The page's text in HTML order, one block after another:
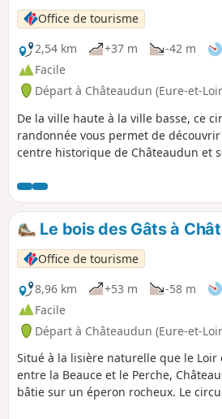
Office de tourisme
2,54 km
+37 m -42 m
Facile
Départ à Châteaudun (Eure-et-
De la ville haute à la ville basse, ce
randonnée vous permet de
centre historique de Châteaudun et
bords de Loir offrant de beaux
son site.
Le bois des Gâts à
Office de tourisme
8,96 km
+53 m -58 m
Facile
Départ à Châteaudun (Eure-et-
Situé à la lisière naturelle que le Loir
entre la Beauce et le Perche,
bâtie sur un éperon rocheux. Le